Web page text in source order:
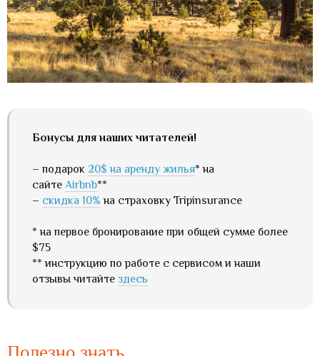
Бонусы для наших читателей!
– подарок 20$ на аренду жилья* на
сайте Airbnb**
– скидка 10% на страховку Tripinsurance
* на первое бронирование при общей сумме более
$75
** инструкцию по работе с сервисом и наши
отзывы читайте здесь